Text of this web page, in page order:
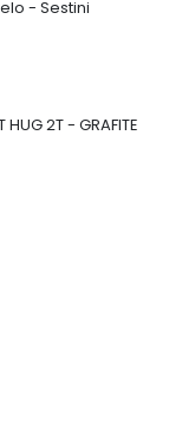
- Sestini
HUG 2T - GRAFITE